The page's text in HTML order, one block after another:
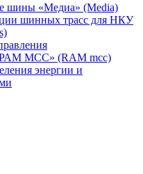
шины «Медиа» (Media)
шинных трасс для НКУ
МСС» (RAM mcc)
энергии и